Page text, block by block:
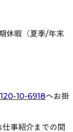
休暇（夏季/年末
10-6918へお掛
事紹介までの間